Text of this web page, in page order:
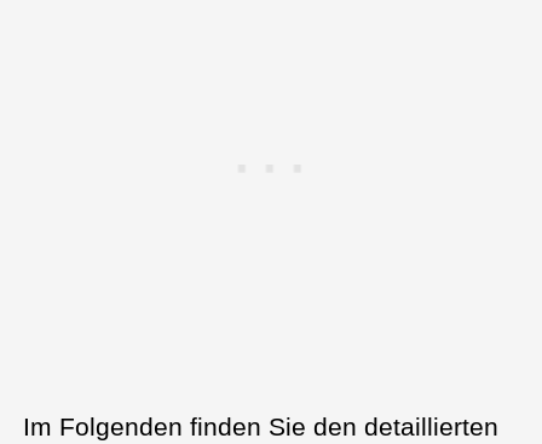
Im Folgenden finden Sie den detaillierten